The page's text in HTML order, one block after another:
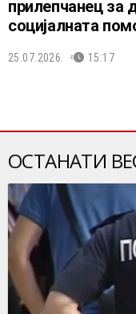
прилепчанец за
социјалната
25.07.2026. 15:17
ОСТАНАТИ